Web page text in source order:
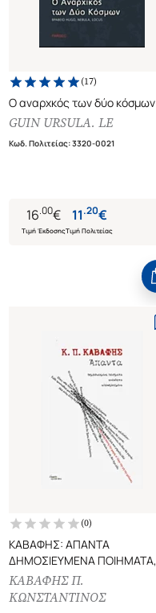
(17)
Ο αναρχκός των δύο κόσμων
GUIN URSULA. LE
Κωδ. Πολιτείας:3320-0021
16.00€
Τιμή Έκδοσης
11.20€
Τιμή Πολιτείας
(0)
ΚΑΒΑΦΗΣ: ΑΠΑΝΤΑ
ΔΗΜΟΣΙΕΥΜΕΝΑ ΠΟΙΗΜΑΤΑ,
ΑΝΕΚΔΟΤΑ, ΑΠΟΚΗΡΥΓΜΕΝΑ,
ΑΤΕΛΗ
ΚΑΒΑΦΗΣ Π.
ΚΩΝΣΤΑΝΤΙΝΟΣ